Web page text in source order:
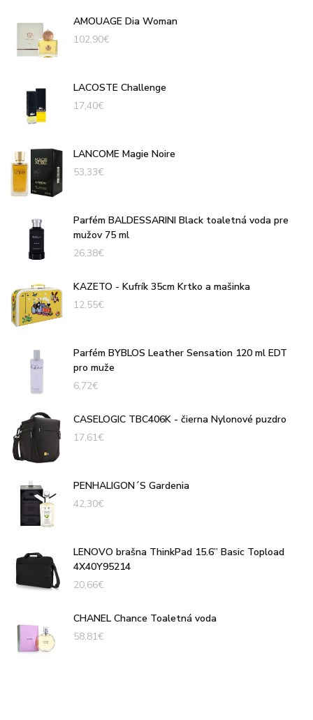
AMOUAGE Dia Woman
102,90€
LACOSTE Challenge
17,40€
LANCOME Magie Noire
53,33€
Parfém BALDESSARINI Black toaletná voda pre
mužov 75 ml
26,38€
KAZETO - Kufrík 35cm Krtko a mašinka
12,55€
Parfém BYBLOS Leather Sensation 120 ml EDT
pro muže
6,72€
CASELOGIC TBC406K - čierna Nylonové puzdro
17,61€
PENHALIGON´S Gardenia
42,30€
LENOVO brašna ThinkPad 15.6” Basic Topload
4X40Y95214
20,66€
CHANEL Chance Toaletná voda
58,81€